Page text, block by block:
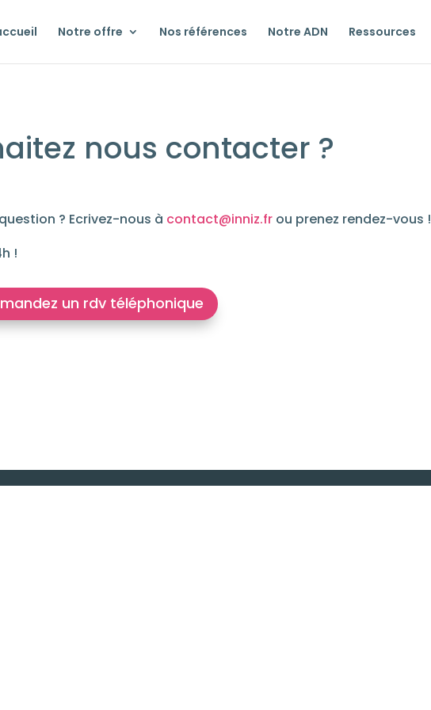
Notre offre Nos références Notre ADN Ressources
nous contacter ?
? Ecrivez-nous à contact@inniz.fr ou prenez rendez-vous !
!
un rdv téléphonique